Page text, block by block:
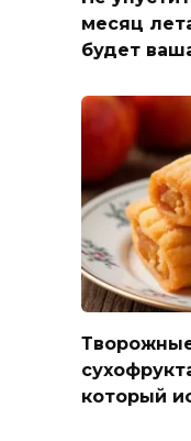
месяц
будет
который